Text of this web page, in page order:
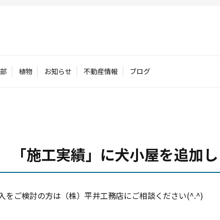
植物 お知らせ 不動産情報 ブログ
施工実績」に犬小屋を追加
をご検討の方は（株）平井工務店にご相談ください(^.^)